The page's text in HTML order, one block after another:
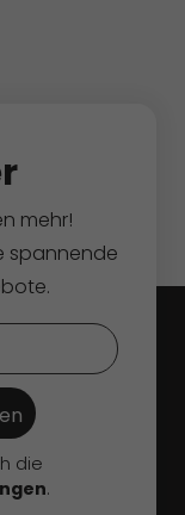
mehr!
spannende
die
.